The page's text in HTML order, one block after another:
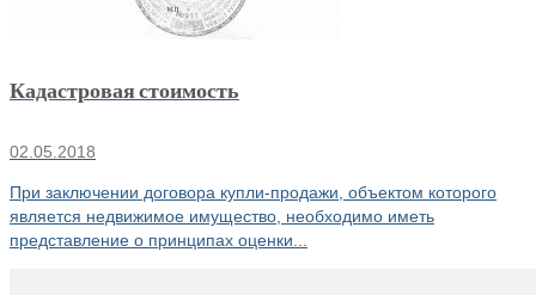
Кадастровая стоимость
02.05.2018
При заключении договора купли-продажи, объектом которого
является недвижимое имущество, необходимо иметь
представление о принципах оценки...